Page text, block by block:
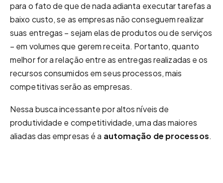
para o fato de que de nada adianta executar tarefas a
baixo custo, se as empresas não conseguem realizar
suas entregas – sejam elas de produtos ou de serviços
– em volumes que gerem receita. Portanto, quanto
melhor for a relação entre as entregas realizadas e os
recursos consumidos em seus processos, mais
competitivas serão as empresas.
Nessa busca incessante por altos níveis de
produtividade e competitividade, uma das maiores
aliadas das empresas é a automação de processos.